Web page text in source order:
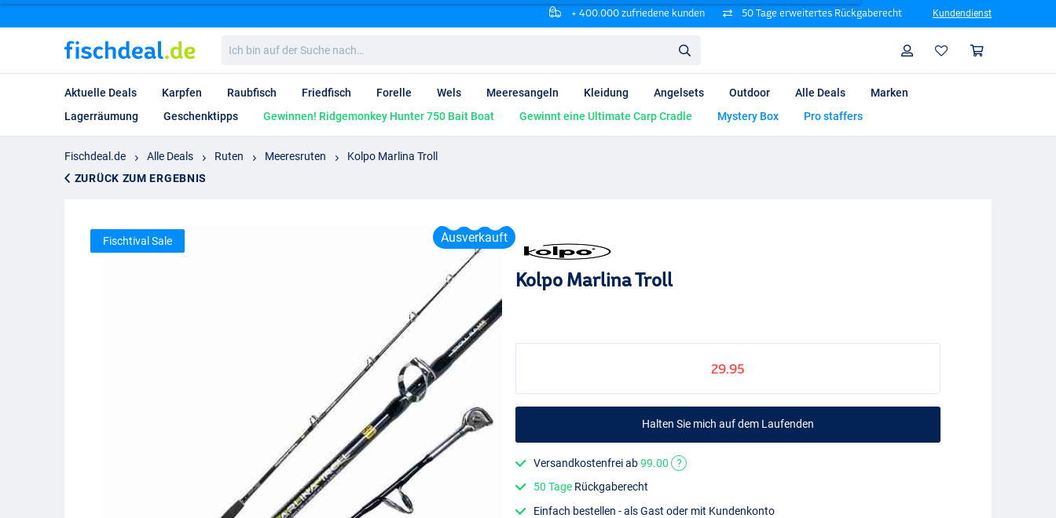
+ 400.000 zufriedene kunden 50 Tage erweitertes Rückgaberecht Kundendienst
bin
auf
Suche
nach…
Profil
Aktuelle Deals Karpfen Raubfisch Friedfisch Forelle Wels Meeresangeln Kleidung Angelsets Outdoor Alle Deals
Marken
Lagerräumung
Geschenktipps Gewinnen! Ridgemonkey Hunter 750 Bait Boat Gewinnt eine Ultimate Carp Cradle Mystery Box Pro staffers
Fischdeal.de Alle Deals Ruten Meeresruten
Kolpo Marlina Troll
ZURÜCK ZUM ERGEBNIS
Ausverkauft
Fischtival Sale
Kolpo Marlina Troll
29.95
Halten Sie mich auf dem Laufenden
Versandkostenfrei ab99.00
?
50 Tage Rückgaberecht
Einfach bestellen - als Gast oder mit Kundenkonto